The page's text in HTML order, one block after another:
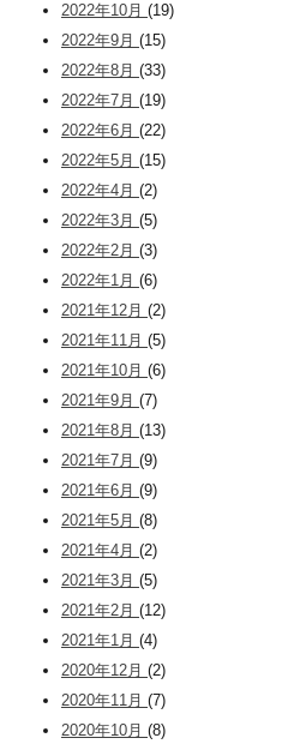
2022年10月 (19)
2022年9月 (15)
2022年8月 (33)
2022年7月 (19)
2022年6月 (22)
2022年5月 (15)
2022年4月 (2)
2022年3月 (5)
2022年2月 (3)
2022年1月 (6)
2021年12月 (2)
2021年11月 (5)
2021年10月 (6)
2021年9月 (7)
2021年8月 (13)
2021年7月 (9)
2021年6月 (9)
2021年5月 (8)
2021年4月 (2)
2021年3月 (5)
2021年2月 (12)
2021年1月 (4)
2020年12月 (2)
2020年11月 (7)
2020年10月 (8)